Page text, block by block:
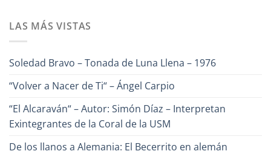
Alfredo
en
¿Conoces
el
la
LAS MÁS VISTAS
Soledad Bravo – Tonada de Luna Llena – 1976
“Volver a Nacer de Ti“ – Ángel Carpio
“El Alcaraván“ – Autor: Simón Díaz – Interpretan
Exintegrantes de la Coral de la USM
De los llanos a Alemania: El Becerrito en alemán